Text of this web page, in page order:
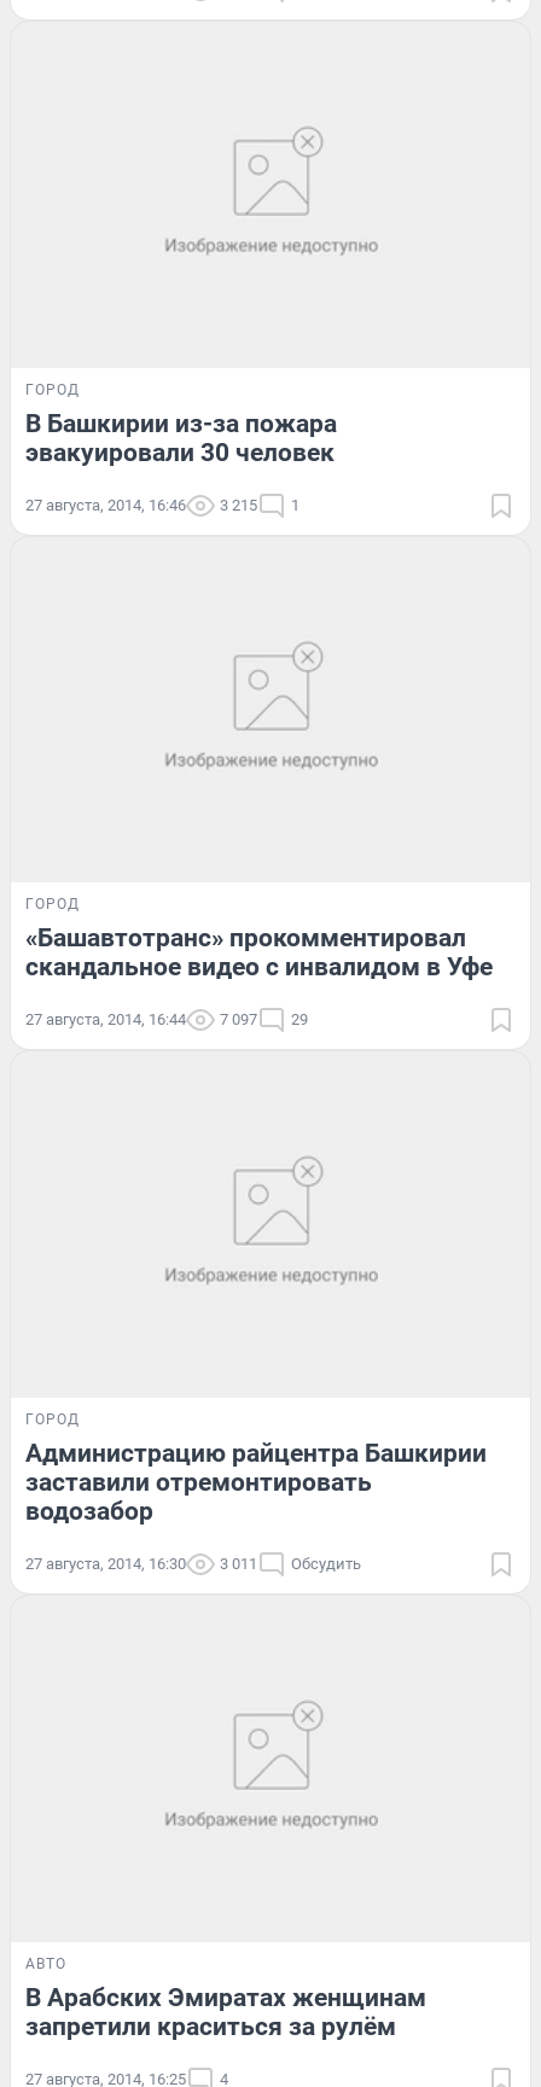
ГОРОД
В Башкирии из-за пожара
эвакуировали 30 человек
27 августа, 2014, 16:46 3 215 1
ГОРОД
«Башавтотранс» прокомментировал
скандальное видео с инвалидом в Уфе
27 августа, 2014, 16:44 7 097 29
ГОРОД
Администрацию райцентра Башкирии
заставили отремонтировать
водозабор
27 августа, 2014, 16:30 3 011 Обсудить
АВТО
В Арабских Эмиратах женщинам
запретили краситься за рулём
27 августа, 2014, 16:25 4